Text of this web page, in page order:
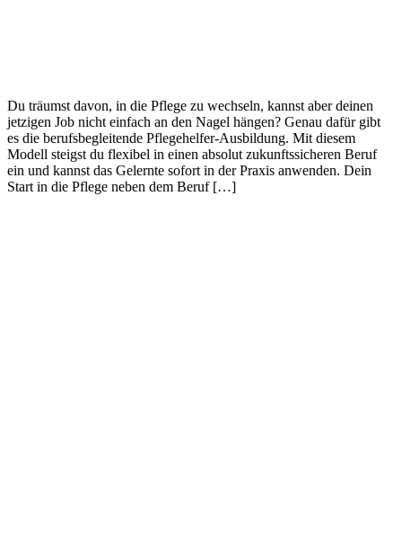
Du träumst davon, in die Pflege zu wechseln, kannst aber deinen
jetzigen Job nicht einfach an den Nagel hängen? Genau dafür gibt
es die berufsbegleitende Pflegehelfer-Ausbildung. Mit diesem
Modell steigst du flexibel in einen absolut zukunftssicheren Beruf
ein und kannst das Gelernte sofort in der Praxis anwenden. Dein
Start in die Pflege neben dem Beruf […]